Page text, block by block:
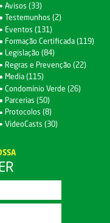
Avisos (33)
Testemunhos (2)
Eventos (131)
Formação Certificada (119)
Legislação (84)
Regras e Prevenção (22)
Media (115)
Condomínio Verde (26)
Parcerias (50)
Protocolos (8)
VideoCasts (30)